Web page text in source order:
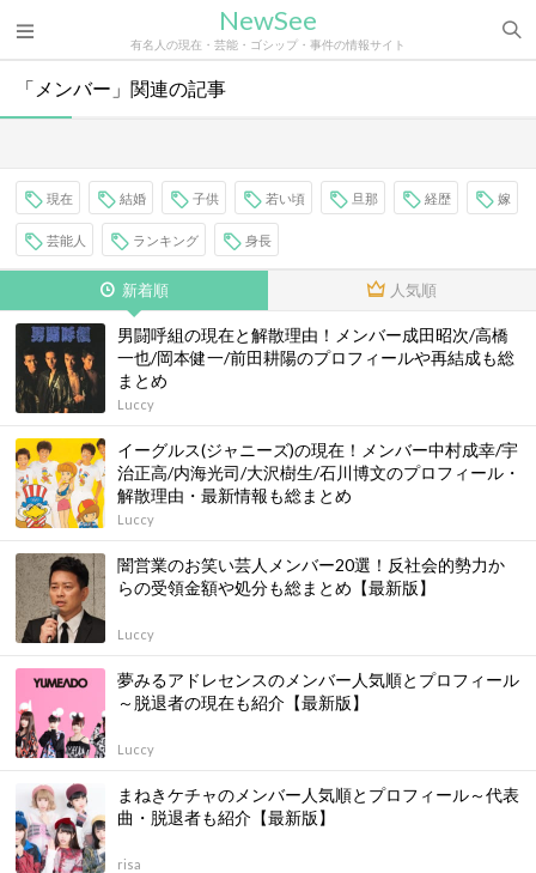
NewSee
有名人の現在・芸能・ゴシップ・事件の情報サイト
「メンバー」関連の記事
現在 結婚 子供 若い頃 旦那 経歴 嫁
芸能人 ランキング 身長
新着順 人気順
男闘呼組の現在と解散理由！メンバー成田昭次/高橋
一也/岡本健一/前田耕陽のプロフィールや再結成も総
まとめ
Luccy
イーグルス(ジャニーズ)の現在！メンバー中村成幸/宇
治正高/内海光司/大沢樹生/石川博文のプロフィール・
解散理由・最新情報も総まとめ
Luccy
闇営業のお笑い芸人メンバー20選！反社会的勢力か
らの受領金額や処分も総まとめ【最新版】
Luccy
夢みるアドレセンスのメンバー人気順とプロフィール
～脱退者の現在も紹介【最新版】
Luccy
まねきケチャのメンバー人気順とプロフィール～代表
曲・脱退者も紹介【最新版】
risa